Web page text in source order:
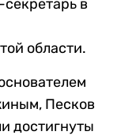
в
области.
Песков
достигнуты